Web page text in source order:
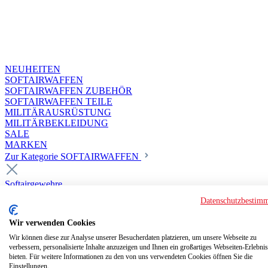
NEUHEITEN
SOFTAIRWAFFEN
SOFTAIRWAFFEN ZUBEHÖR
SOFTAIRWAFFEN TEILE
MILITÄRAUSRÜSTUNG
MILITÄRBEKLEIDUNG
SALE
MARKEN
Zur Kategorie SOFTAIRWAFFEN
Softairgewehre
Deluxe Custom Guns ab 18
Softair elektrisch ab 18
Softair elektrisch ab 14
Softair gasbetrieben ab 18
Softair HPA Luftdruck ab 18
Historische Softairwaffen
Wir verwenden Cookies
Wir können diese zur Analyse unserer Besucherdaten platzieren, um unsere Webseite zu
verbessern, personalisierte Inhalte anzuzeigen und Ihnen ein großartiges Webseiten-
bieten. Für weitere Informationen zu den von uns verwendeten Cookies öffnen Sie die
Einstellungen.